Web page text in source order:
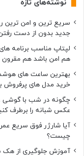
نوشته‌های تازه
سریع ترین و امن ترین
جدید بدون از دست
لپتاپ مناسب برنامه
هم امن باشد هم مقرون
خرید مدل های پرفروش
چگونه در شب با گوشی
عکس شبانه را برطرف
آیا شارژر فوق سریع
چیست؟